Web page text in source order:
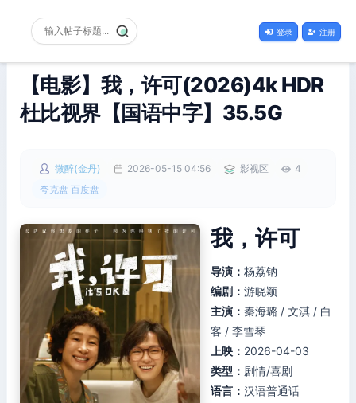
登录 注册
【电影】我，许可(2026)4k HDR
杜比视界【国语中字】35.5G
微醉(金丹) 2026-05-15 04:56 影视区
4
夸克盘 百度盘
我，许可
导演： 杨荔钠
编剧： 游晓颖
主演： 秦海璐 / 文淇 / 白
客 / 李雪琴
上映： 2026-04-03
类型： 剧情/喜剧
语言： 汉语普通话